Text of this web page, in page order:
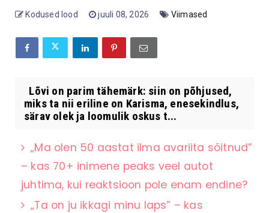
Kodused lood juuli 08, 2026 Viimased
Lõvi on parim tähemärk: siin on põhjused,
miks ta nii eriline on Karisma, enesekindlus,
särav olek ja loomulik oskus t...
„Ma olen 50 aastat ilma avariita sõitnud”
– kas 70+ inimene peaks veel autot
juhtima, kui reaktsioon pole enam endine?
„Ta on ju ikkagi minu laps” – kas